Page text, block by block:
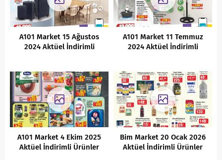
A101 Market 15 Ağustos
2024 Aktüel İndirimli
A101 Market 11 Temmuz
2024 Aktüel İndirimli
A101 Market 4 Ekim 2025
Aktüel İndirimli Ürünler
Bim Market 20 Ocak 2026
Aktüel İndirimli Ürünler